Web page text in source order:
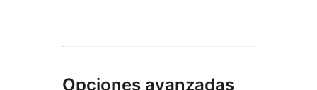
Opciones avanzadas